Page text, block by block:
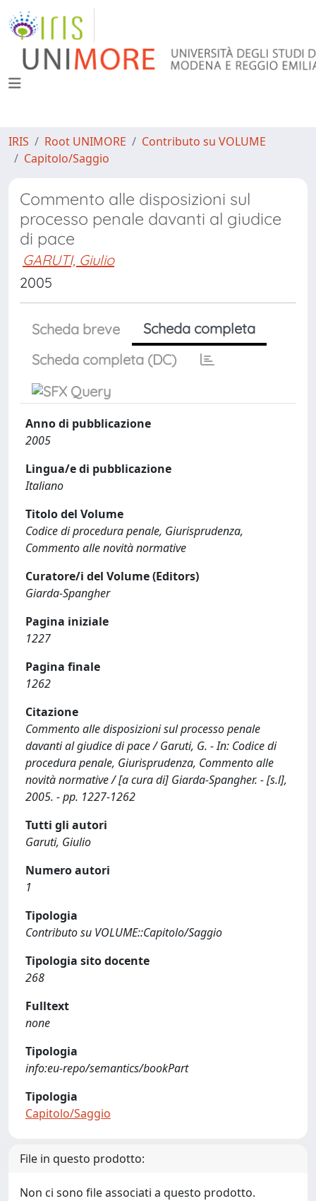
IRIS Root UNIMORE
Contributo su VOLUME
Capitolo/Saggio
Commento alle disposizioni sul
processo penale davanti al giudice
di pace
GARUTI, Giulio
2005
Scheda breve
Scheda completa
Scheda completa (DC)
Anno di pubblicazione
2005
Lingua/e di pubblicazione
Italiano
Titolo del Volume
Codice di procedura penale, Giurisprudenza,
Commento alle novità normative
Curatore/i del Volume (Editors)
Giarda-Spangher
Pagina iniziale
1227
Pagina finale
1262
Citazione
Commento alle disposizioni sul processo penale
davanti al giudice di pace / Garuti, G. - In: Codice di
procedura penale, Giurisprudenza, Commento alle
novità normative / [a cura di] Giarda-Spangher. - [s.l],
2005. - pp. 1227-1262
Tutti gli autori
Garuti, Giulio
Numero autori
1
Tipologia
Contributo su VOLUME::Capitolo/Saggio
Tipologia sito docente
268
Fulltext
none
Tipologia
info:eu-repo/semantics/bookPart
Tipologia
Capitolo/Saggio
File in questo prodotto:
Non ci sono file associati a questo prodotto.